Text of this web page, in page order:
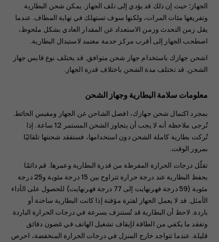
الجهاز؛ حيث إن ذلك قد يؤدي إلى تلف الجهاز. يمكن شحن البطارية
وتفريغها مئات المرات، ولكنها سوف تستهلك في نهاية المطاف. عندما
يقل زمن التحدث وزمن الاستعداد عن المقدار العادي بشكل ملحوظ،
اصطحب الجهاز إلى أقرب مركز خدمة معتمد لاستبدال البطارية.
اشحن جهازك باستخدام جهاز شحن متوافق. قد يختلف نوع قابس جهاز
الشحن. قد تختلف مدة الشحن باختلاف قدرة الجهاز.
معلومات سلامة البطارية وجهاز الشحن
بمجرد اكتمال شحن جهازك، افصل الشاحن عن الجهاز ومقبس الحائط.
تُرجى ملاحظة أنه لا يجب أن يتجاوز الشحن المستمر 12 ساعة. إذا
تُركت بطارية كاملة الشحن دون استخدامها، فستفقد شحنتها تلقائيًا
بمرور الوقت.
تقلّل درجات الحرارة المفرطة من قدرة البطارية وعمرها. قم دائمًا
بحفظ البطارية عند درجة حرارة تتراوح بين 15 درجة مئوية و25 درجة
مئوية (59 درجة فهرنهايت إلى 77 درجة فهرنهايت) للحصول على الأداء
الأمثل. قد لا يعمل الجهاز لفترة مؤقتة إذا كانت البطارية ساخنة أو
باردة. لاحظ أن البطارية قد تُستنزف بسرعة في درجات الحرارة الباردة
وتفقد ما يكفي من الطاقة لإيقاف تشغيل الهاتف في غضون دقائق
قليلة. عندما تتواجد خارج المنزل في درجات الحرارة المنخفضة، احرص